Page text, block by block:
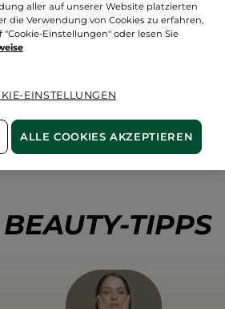
!
nicht angezeigt werden.
aufrufen möchten
BEAUTY-TIPPS
aller auf unserer Website platzierten
die Verwendung von Cookies zu erfahren,
Einstellungen" oder lesen Sie
EINSTELLUNGEN
ALLE COOKIES AKZEPTIEREN